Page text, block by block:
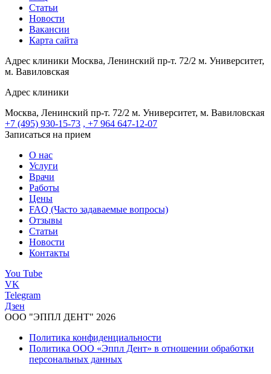
Статьи
Новости
Вакансии
Карта сайта
Адрес клиники Москва, Ленинский пр-т. 72/2 м. Университет,
м. Вавиловская
Адрес клиники
Москва, Ленинский пр-т. 72/2 м. Университет, м. Вавиловская
+7 (495) 930-15-73 , +7 964 647-12-07
Записаться на прием
О нас
Услуги
Врачи
Работы
Цены
FAQ (Часто задаваемые вопросы)
Отзывы
Статьи
Новости
Контакты
You Tube
VK
Telegram
Дзен
ООО "ЭППЛ ДЕНТ" 2026
Политика конфиденциальности
Политика ООО «Эппл Дент» в отношении обработки
персональных данных